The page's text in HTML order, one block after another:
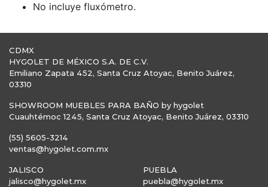
No incluye fluxómetro.
CDMX
HYGOLET DE MÉXICO S.A. DE C.V.
Emiliano Zapata 452, Santa Cruz Atoyac, Benito Juárez,
03310
SHOWROOM MUEBLES PARA BAÑO by hygolet
Cuauhtémoc 1245, Santa Cruz Atoyac, Benito Juárez, 03310
(55) 5605-3214
ventas@hygolet.com.mx
JALISCO
jalisco@hygolet.mx
PUEBLA
puebla@hygolet.mx